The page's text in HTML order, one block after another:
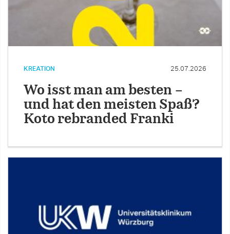
KREATION 25.07.2026
Wo isst man am besten –
und hat den meisten Spaß?
Koto rebranded Franki